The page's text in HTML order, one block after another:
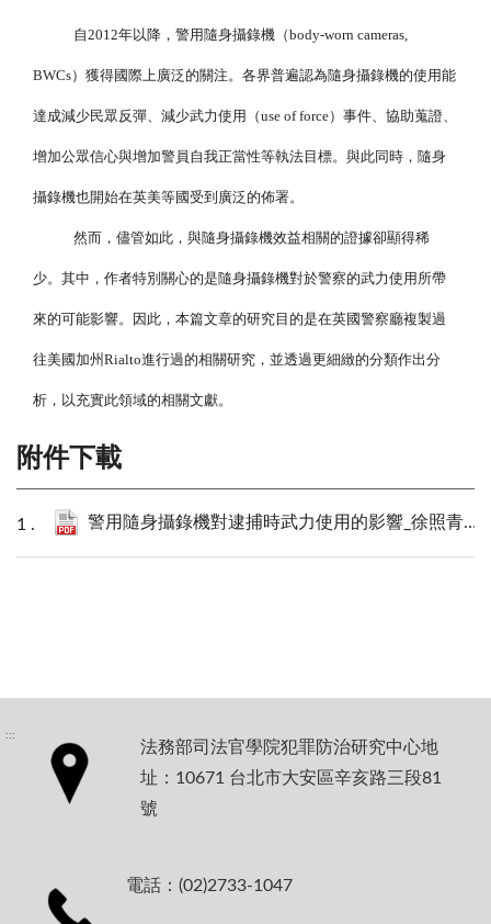
自2012年以降，警用隨身攝錄機（body-worn cameras,
BWCs）獲得國際上廣泛的關注。各界普遍認為隨身攝錄機的使用能
達成減少民眾反彈、減少武力使用（use of force）事件、協助蒐證、
增加公眾信心與增加警員自我正當性等執法目標。與此同時，隨身
攝錄機也開始在英美等國受到廣泛的佈署。
然而，儘管如此，與隨身攝錄機效益相關的證據卻顯得稀
少。其中，作者特別關心的是隨身攝錄機對於警察的武力使用所帶
來的可能影響。因此，本篇文章的研究目的是在英國警察廳複製過
往美國加州Rialto進行過的相關研究，並透過更細緻的分類作出分
析，以充實此領域的相關文獻。
附件下載
警用隨身攝錄機對逮捕時武力使用的影響_徐照青-定稿-20190820.pdf
:::
法務部司法官學院犯罪防治研究中心地
址：10671 台北市大安區辛亥路三段81
號
電話：(02)2733-1047